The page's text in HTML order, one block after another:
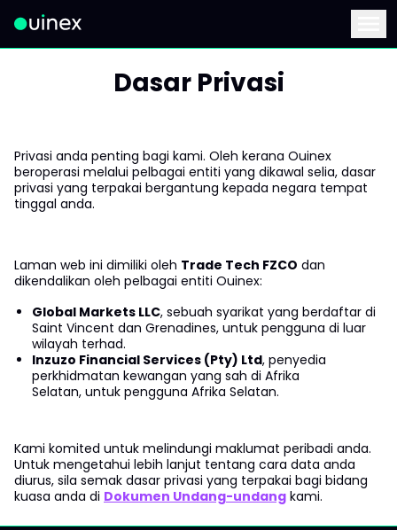
Ini ialah logo dan jika diklik akan mengalihkan anda ke
Dasar Privasi
Privasi anda penting bagi kami. Oleh kerana Ouinex
beroperasi melalui pelbagai entiti yang dikawal selia, dasar
privasi yang terpakai bergantung kepada negara tempat
tinggal anda.
Laman web ini dimiliki oleh Trade Tech FZCO dan
dikendalikan oleh pelbagai entiti Ouinex:
Global Markets LLC, sebuah syarikat yang berdaftar di
Saint Vincent dan Grenadines, untuk pengguna di luar
wilayah terhad.
Inzuzo Financial Services (Pty) Ltd, penyedia
perkhidmatan kewangan yang sah di Afrika
Selatan, untuk pengguna Afrika Selatan.
Kami komited untuk melindungi maklumat peribadi anda.
Untuk mengetahui lebih lanjut tentang cara data anda
diurus, sila semak dasar privasi yang terpakai bagi bidang
kuasa anda di Dokumen Undang-undang kami.